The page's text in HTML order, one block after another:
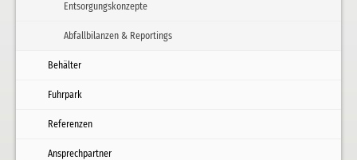
Entsorgungskonzepte
Abfallbilanzen & Reportings
Behälter
Fuhrpark
Referenzen
Ansprechpartner